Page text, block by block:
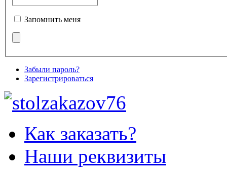
Запомнить меня
Забыли пароль?
Зарегистрироваться
Как заказать?
Наши реквизиты